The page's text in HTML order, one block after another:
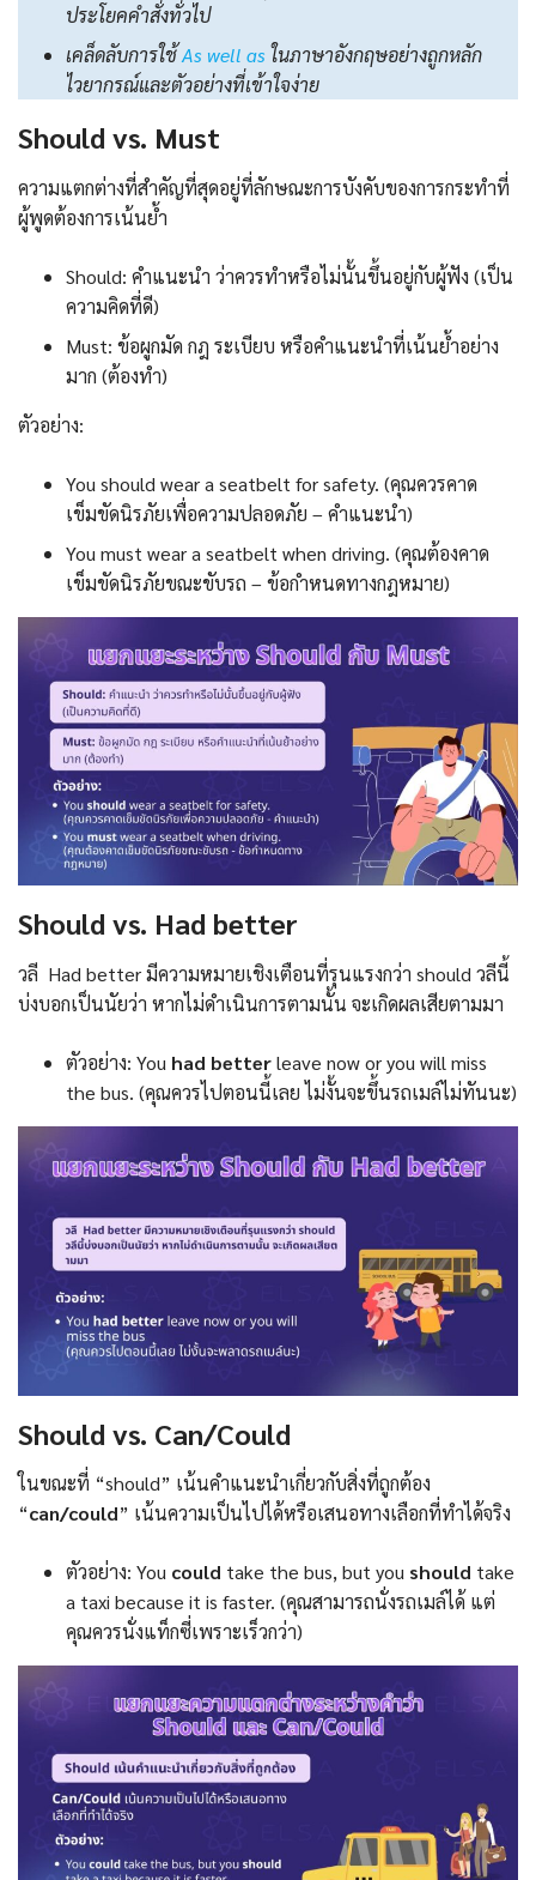
ประโยคคำสั่งทั่วไป
เคล็ดลับการใช้As well as ในภาษาอังกฤษอย่างถูกหลัก
ไวยากรณ์และตัวอย่างที่เข้าใจง่าย
Should vs. Must
ความแตกต่างที่สำคัญที่สุดอยู่ที่ลักษณะการบังคับของการกระทำที่
ผู้พูดต้องการเน้นย้ำ
Should: คำแนะนำ ว่าควรทำหรือไม่นั้นขึ้นอยู่กับผู้ฟัง (เป็น
ความคิดที่ดี)
Must: ข้อผูกมัด กฎ ระเบียบ หรือคำแนะนำที่เน้นย้ำอย่าง
มาก (ต้องทำ)
ตัวอย่าง:
You should wear a seatbelt for safety. (คุณควรคาด
เข็มขัดนิรภัยเพื่อความปลอดภัย – คำแนะนำ)
You must wear a seatbelt when driving. (คุณต้องคาด
เข็มขัดนิรภัยขณะขับรถ – ข้อกำหนดทางกฎหมาย)
Should vs. Had better
วลี Had better มีความหมายเชิงเตือนที่รุนแรงกว่า should วลีนี้
บ่งบอกเป็นนัยว่า หากไม่ดำเนินการตามนั้น จะเกิดผลเสียตามมา
ตัวอย่าง: You had betterleave now or you will miss
the bus. (คุณควรไปตอนนี้เลย ไม่งั้นจะขึ้นรถเมล์ไม่ทันนะ)
Should vs. Can/Could
ในขณะที่ “should” เน้นคำแนะนำเกี่ยวกับสิ่งที่ถูกต้อง
“can/could” เน้นความเป็นไปได้หรือเสนอทางเลือกที่ทำได้จริง
ตัวอย่าง: You could take the bus, but you should take
a taxi because it is faster. (คุณสามารถนั่งรถเมล์ได้ แต่
คุณควรนั่งแท็กซี่เพราะเร็วกว่า)